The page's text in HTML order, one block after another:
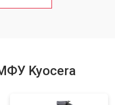
от 3500 ₽
Kyocera